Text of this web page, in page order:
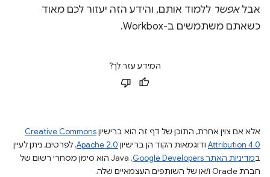
אבלאפשר ללמוד אותם, והידע הזה יעזור לכם מאוד
כשאתם משתמשים ב-Workbox.
המידע עזר לך?
אלא אם צוין אחרת, התוכן של דף זה הוא ברישיוןCreative Commons
Attribution 4.0 ודוגמאות הקוד הן ברישיון Apache 2.0. לפרטים, ניתן לעיין
במדיניות האתר Google Developers‏
.‏ Java הוא סימן מסחרי רשום של
חברת Oracle ו/או של השותפים העצמאיים שלה.